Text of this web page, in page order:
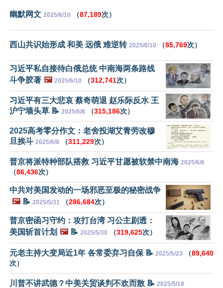
幽默网文 2025/6/10 （87,189次）
西山共识始形成 和美 远俄 难逆转 2025/6/10 （85,769次）
习近平私自接待白俄总统 中南海两条路线
斗争胶著 🖼️ 2025/6/10 （312,741次）
习近平有三大悲哀 蔡奇萌退 赵乐际反水 王
沪宁墙头草 📝 2025/6/8 （315,186次）
2025高考零分作文：老舍投湖艾青劳改穆
旦挨斗 2025/6/8 （311,229次）
普京将派特种部队搭救 习近平甘愿被软禁中南海 2025/6/6
（86,436次）
中共对美国发动的一场邪恶至极的秘密战争
🖼️📝 2025/5/31 （286,684次）
普京密函习守约：攻打台湾 习公主剧透：
美国斩首计划 🖼️📝 2025/5/30 （319,625次）
元老主持大变局近1年 各常委弃习自保 📝 2025/5/23 （89,640
次）
川普不讲武德？中美关贸谈判不欢而散 📝 2025/5/19